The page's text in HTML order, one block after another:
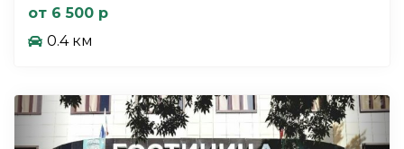
от 6 500 р
0.4 км